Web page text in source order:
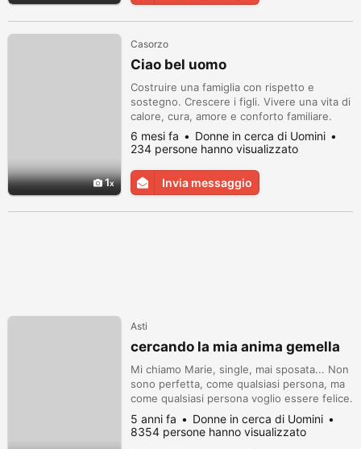
1
Casorzo
Ciao bel uomo
Costruire una famiglia con rispetto e
sostegno. Crescere i figli. Vivere una vita di
calore, cura, amore e conforto familiare.
6 mesi fa
Donne in cerca di Uomini
234 persone hanno visualizzato
Invia messaggio
Asti
cercando la mia anima gemella
Mi chiamo Marie, single, mai sposata... Non
sono perfetta, come qualsiasi persona, ma
come qualsiasi persona voglio essere felice.
So che la vita è dura, ma cerco sempre di
rimanere ottimista. La famiglia è ciò per cui
dovremmo vivere. Mi sento pronta al 100%
5 anni fa
Donne in cerca di Uomini
8354 persone hanno visualizzato